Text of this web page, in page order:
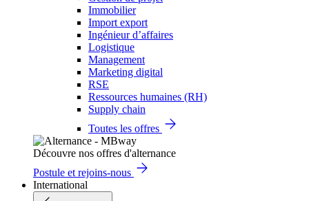
Immobilier
Import export
Ingénieur d’affaires
Logistique
Management
Marketing digital
RSE
Ressources humaines (RH)
Supply chain
Toutes les offres
Découvre nos offres d'alternance
Postule et rejoins-nous
International